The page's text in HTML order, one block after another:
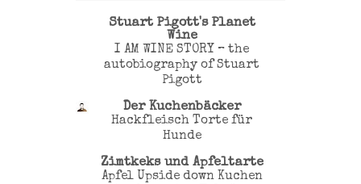
Stuart Pigott's Planet
Wine
I AM WINE STORY – the
autobiography of Stuart
Pigott
Der Kuchenbäcker
Hackfleisch Torte für
Hunde
Zimtkeks und Apfeltarte
Apfel Upside down Kuchen